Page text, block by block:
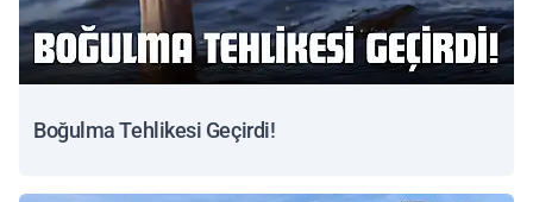
Boğulma Tehlikesi Geçirdi!